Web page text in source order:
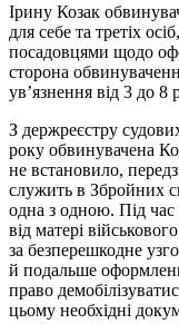
Ірину Козак
для себе та третіх
посадовцями щодо
сторона
ув’язнення від 3 до 8
З держреєстру
року обвинувачена
не встановило,
служить в Збройних
одна з одною. Під час
від матері
за безперешкодне
й подальше
право
цьому необхідні